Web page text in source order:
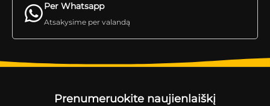
Per Whatsapp
Atsakysime per valandą
Prenumeruokite naujienlaiškį